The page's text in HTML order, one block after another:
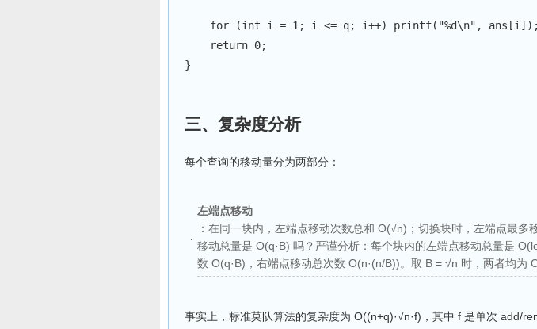
for (int i = 1 ; i <= q; i++) printf( "%d\n" , ans [i ] ) ;
return 0;
}
三、复杂度分析
每个查询的移动量分为两部分：
左端点移动
：在同一块内，左端点移动次数总和 O(√n)；切换块时，左端点最
移动总量是 O(q·B) 吗？严谨分析：每个块内的左端点移动总量是
数 O(q·B)，右端点移动总次数 O(n·(n/B))。取 B = √n 时，两者均为
事实上，标准莫队算法的复杂度为 O((n+q)·√n·f)，其中 f 是单次 add/